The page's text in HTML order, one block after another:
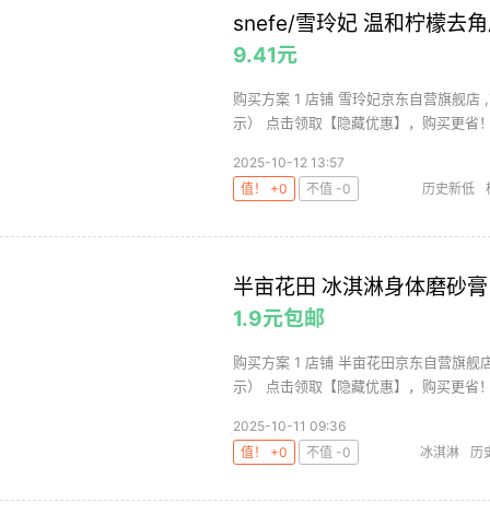
snefe/雪玲妃 温和柠檬去
9.41元
购买方案 1 店铺 雪玲妃京东自营旗舰
示） 点击领取【隐藏优惠】，购买更省
2025-10-12 13:57
值！ +0
不值 -0 历史新低
半亩花田 冰淇淋身体磨砂
1.9元包邮
购买方案 1 店铺 半亩花田京东自营旗
示） 点击领取【隐藏优惠】，购买更省
2025-10-11 09:36
值！ +0
不值 -0 冰淇淋 历